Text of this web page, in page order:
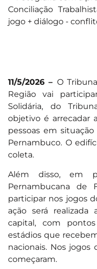
11/5/2026 – O
Região vai
Solidária, do
objetivo é arrecadar
pessoas em
Pernambuco. O
coleta.
Além disso, em
Pernambucana de
participar nos jogos
ação será realizada
capital, com
estádios que
nacionais. Nos jogos
começaram.